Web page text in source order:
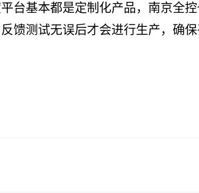
基本都是定制化产品，南京全
馈测试无误后才会进行生产，确